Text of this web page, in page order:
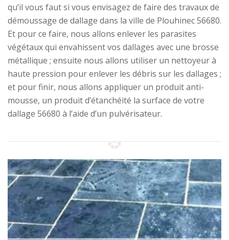
qu’il vous faut si vous envisagez de faire des travaux de
démoussage de dallage dans la ville de Plouhinec 56680.
Et pour ce faire, nous allons enlever les parasites
végétaux qui envahissent vos dallages avec une brosse
métallique ; ensuite nous allons utiliser un nettoyeur à
haute pression pour enlever les débris sur les dallages ;
et pour finir, nous allons appliquer un produit anti-
mousse, un produit d’étanchéité la surface de votre
dallage 56680 à l’aide d’un pulvérisateur.